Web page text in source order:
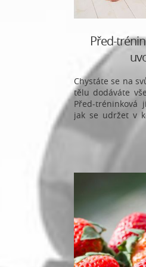
Před-
Chystáte se na
tělu dodáváte
Před-tréninková
jak se udržet v